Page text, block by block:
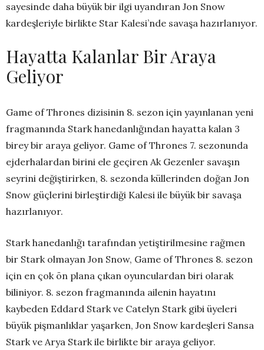
sayesinde daha büyük bir ilgi uyandıran Jon Snow
kardeşleriyle birlikte Star Kalesi’nde savaşa hazırlanıyor.
Hayatta Kalanlar Bir Araya
Geliyor
Game of Thrones dizisinin 8. sezon için yayınlanan yeni
fragmanında Stark hanedanlığından hayatta kalan 3
birey bir araya geliyor. Game of Thrones 7. sezonunda
ejderhalardan birini ele geçiren Ak Gezenler savaşın
seyrini değiştirirken, 8. sezonda küllerinden doğan Jon
Snow güçlerini birleştirdiği Kalesi ile büyük bir savaşa
hazırlanıyor.
Stark hanedanlığı tarafından yetiştirilmesine rağmen
bir Stark olmayan Jon Snow, Game of Thrones 8. sezon
için en çok ön plana çıkan oyunculardan biri olarak
biliniyor. 8. sezon fragmanında ailenin hayatını
kaybeden Eddard Stark ve Catelyn Stark gibi üyeleri
büyük pişmanlıklar yaşarken, Jon Snow kardeşleri Sansa
Stark ve Arya Stark ile birlikte bir araya geliyor.